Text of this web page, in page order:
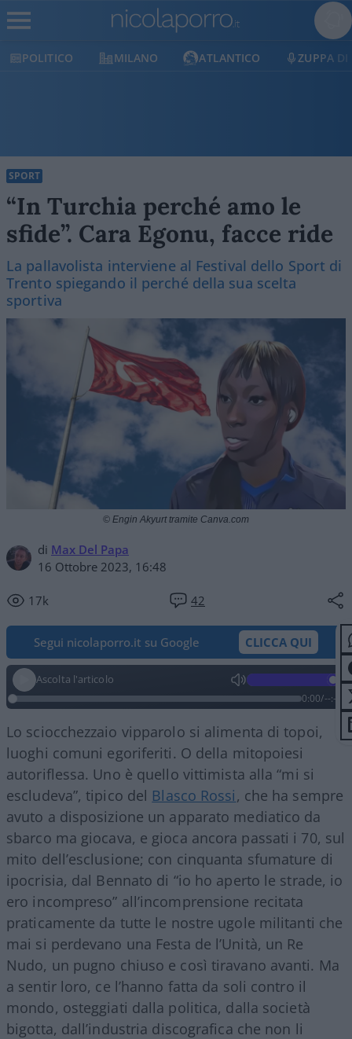
MILANO ATLANTICO ZUPPA DI
SPORT
“In Turchia perché amo le
sfide”. Cara Egonu, facce ride
La pallavolista interviene al Festival dello Sport di
Trento spiegando il perché della sua scelta
sportiva
di Max Del Papa
16 Ottobre 2023, 16:48
17k 42
© Engin Akyurt tramite Canva.com
Segui nicolaporro.it su Google CLICCA QUI
Ascolta l'articolo
0:00/--:--
Lo sciocchezzaio vipparolo si alimenta di topoi,
luoghi comuni egoriferiti. O della mitopoiesi
autoriflessa. Uno è quello vittimista alla “mi si
escludeva”, tipico del Blasco Rossi, che ha sempre
avuto a disposizione un apparato mediatico da
sbarco ma giocava, e gioca ancora passati i 70, sul
mito dell’esclusione; con cinquanta sfumature di
ipocrisia, dal Bennato di “io ho aperto le strade, io
ero incompreso” all’incomprensione recitata
praticamente da tutte le nostre ugole militanti che
mai si perdevano una Festa de l’Unità, un Re
Nudo, un pugno chiuso e così tiravano avanti. Ma
a sentir loro, ce l’hanno fatta da soli contro il
mondo, osteggiati dalla politica, dalla società
bigotta, dall’industria discografica che non li